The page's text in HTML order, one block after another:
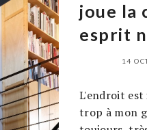
joue la
esprit
14
L'endroit est
trop à mon